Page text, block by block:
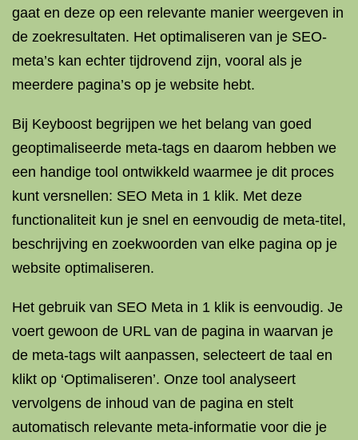
gaat en deze op een relevante manier weergeven in
de zoekresultaten. Het optimaliseren van je SEO-
meta’s kan echter tijdrovend zijn, vooral als je
meerdere pagina’s op je website hebt.
Bij Keyboost begrijpen we het belang van goed
geoptimaliseerde meta-tags en daarom hebben we
een handige tool ontwikkeld waarmee je dit proces
kunt versnellen: SEO Meta in 1 klik. Met deze
functionaliteit kun je snel en eenvoudig de meta-titel,
beschrijving en zoekwoorden van elke pagina op je
website optimaliseren.
Het gebruik van SEO Meta in 1 klik is eenvoudig. Je
voert gewoon de URL van de pagina in waarvan je
de meta-tags wilt aanpassen, selecteert de taal en
klikt op ‘Optimaliseren’. Onze tool analyseert
vervolgens de inhoud van de pagina en stelt
automatisch relevante meta-informatie voor die je